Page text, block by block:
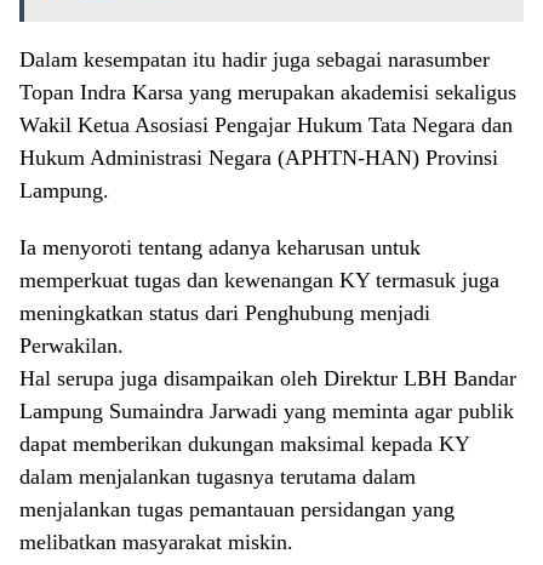
Dalam kesempatan itu hadir juga sebagai narasumber
Topan Indra Karsa yang merupakan akademisi sekaligus
Wakil Ketua Asosiasi Pengajar Hukum Tata Negara dan
Hukum Administrasi Negara (APHTN-HAN) Provinsi
Lampung.
Ia menyoroti tentang adanya keharusan untuk
memperkuat tugas dan kewenangan KY termasuk juga
meningkatkan status dari Penghubung menjadi
Perwakilan.
Hal serupa juga disampaikan oleh Direktur LBH Bandar
Lampung Sumaindra Jarwadi yang meminta agar publik
dapat memberikan dukungan maksimal kepada KY
dalam menjalankan tugasnya terutama dalam
menjalankan tugas pemantauan persidangan yang
melibatkan masyarakat miskin.